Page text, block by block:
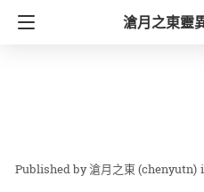
滄月之東靈
滄月之東 (chenyutn)